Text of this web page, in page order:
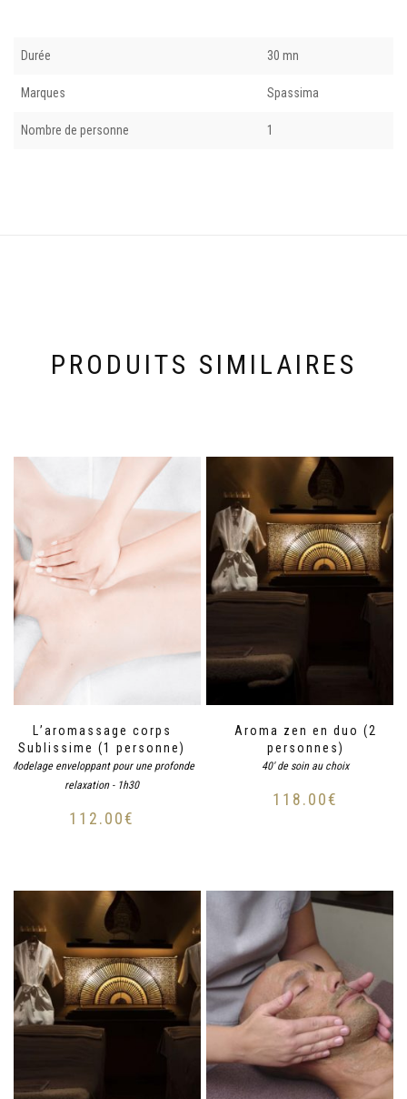
Durée 30 mn
Marques Spassima
Nombre de personne 1
PRODUITS SIMILAIRES
L’aromassage corps
Sublissime (1 personne)
Modelage enveloppant pour une profonde
relaxation - 1h30
112.00€
Aroma zen en duo (2
personnes)
40' de soin au choix
118.00€